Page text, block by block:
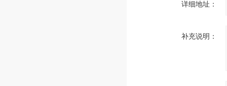
详细地址：
补充说明：